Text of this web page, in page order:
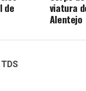
viatura
Alentejo
de